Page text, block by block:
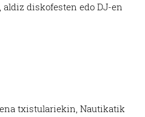
aldiz diskofesten edo DJ-en
txistulariekin, Nautikatik